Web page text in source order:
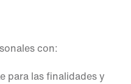
con:
para las finalidades y